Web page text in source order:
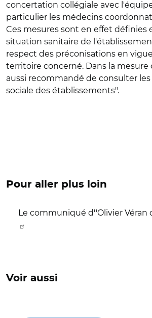
concertation collégiale avec
particulier les médecins
Ces mesures sont en effet définies
situation sanitaire de
respect des préconisations en
territoire concerné. Dans la mesure
aussi recommandé de consulter les
sociale des établissements".
Pour aller plus loin
Le communiqué d''Olivier Véran
Voir aussi